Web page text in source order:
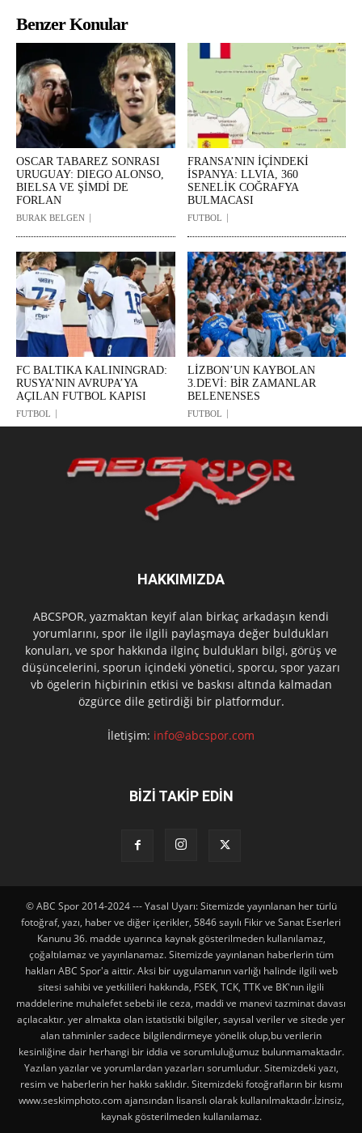
Benzer Konular
OSCAR TABAREZ SONRASI
URUGUAY: DIEGO ALONSO,
BIELSA VE ŞİMDİ DE
FORLAN
BURAK BELGEN
FRANSA’NIN İÇİNDEKİ
İSPANYA: LLVIA, 360
SENELİK COĞRAFYA
BULMACASI
FUTBOL
FC BALTIKA KALININGRAD:
RUSYA’NIN AVRUPA’YA
AÇILAN FUTBOL KAPISI
FUTBOL
LİZBON’UN KAYBOLAN
3.DEVİ: BİR ZAMANLAR
BELENENSES
FUTBOL
HAKKIMIZDA
ABCSPOR, yazmaktan keyif alan birkaç arkadaşın kendi
yorumlarını, spor ile ilgili paylaşmaya değer buldukları
konuları, ve spor hakkında ilginç buldukları bilgi, görüş ve
düşüncelerini, sporun içindeki yönetici, sporcu, spor yazarı
vb ögelerin hiçbirinin etkisi ve baskısı altında kalmadan
özgürce dile getirdiği bir platformdur.
İletişim: info@abcspor.com
BİZİ TAKİP EDİN
© ABC Spor 2014-2024 --- Yasal Uyarı: Sitemizde yayınlanan her türlü
fotoğraf, yazı, haber ve diğer içerikler, 5846 sayılı Fikir ve Sanat Eserleri
Kanunu 36. madde uyarınca kaynak gösterilmeden kullanılamaz,
çoğaltılamaz ve yayınlanamaz. Sitemizde yayınlanan haberlerin tüm
hakları ABC Spor'a aittir. Aksi bir uygulamanın varlığı halinde ilgili web
sitesi sahibi ve yetkilileri hakkında, FSEK, TCK, TTK ve BK'nın ilgili
maddelerine muhalefet sebebi ile ceza, maddi ve manevi tazminat davası
açılacaktır. yer almakta olan istatistiki bilgiler, sayısal veriler ve sitede yer
alan tahminler sadece bilgilendirmeye yönelik olup,bu verilerin
kesinliğine dair herhangi bir iddia ve sorumluluğumuz bulunmamaktadır.
Yazılan yazılar ve yorumlardan yazarları sorumludur. Sitemizdeki yazı,
resim ve haberlerin her hakkı saklıdır. Sitemizdeki fotoğrafların bir kısmı
www.seskimphoto.com ajansından lisanslı olarak kullanılmaktadır.İzinsiz,
kaynak gösterilmeden kullanılamaz.